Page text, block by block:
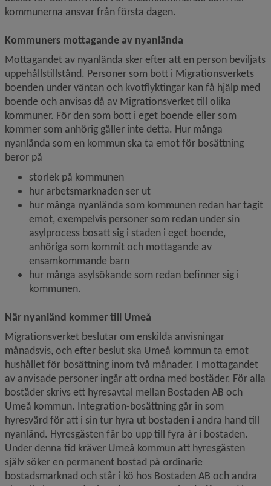
kommunerna ansvar från första dagen.
Kommuners mottagande av nyanlända
Mottagandet av nyanlända sker efter att en person beviljats
uppehållstillstånd. Personer som bott i Migrationsverkets
boenden under väntan och kvotflyktingar kan få hjälp med
boende och anvisas då av Migrationsverket till olika
kommuner. För den som bott i eget boende eller som
kommer som anhörig gäller inte detta. Hur många
nyanlända som en kommun ska ta emot för bosättning
beror på
storlek på kommunen
hur arbetsmarknaden ser ut
hur många nyanlända som kommunen redan har tagit
emot, exempelvis personer som redan under sin
asylprocess bosatt sig i staden i eget boende,
anhöriga som kommit och mottagande av
ensamkommande barn
hur många asylsökande som redan befinner sig i
kommunen.
När nyanländ kommer till Umeå
Migrationsverket beslutar om enskilda anvisningar
månadsvis, och efter beslut ska Umeå kommun ta emot
hushållet för bosättning inom två månader. I mottagandet
av anvisade personer ingår att ordna med bostäder. För alla
bostäder skrivs ett hyresavtal mellan Bostaden AB och
Umeå kommun. Integration-bosättning går in som
hyresvärd för att i sin tur hyra ut bostaden i andra hand till
nyanländ. Hyresgästen får bo upp till fyra år i bostaden.
Under denna tid kräver Umeå kommun att hyresgästen
själv söker en permanent bostad på ordinarie
bostadsmarknad och står i kö hos Bostaden AB och andra